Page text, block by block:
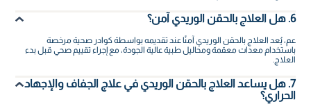
6. هل العلاج بالحقن الوريدي آمن؟
عم، يُعد العلاج بالحقن الوريدي آمنًا عند تقديمه بواسطة كوادر صحية مرخصة
باستخدام معدات معقمة ومحاليل طبية عالية الجودة، مع إجراء تقييم صحي قبل بدء
العلاج.
7. هل يساعد العلاج بالحقن الوريدي في علاج الجفاف والإجهاد
الحراري؟